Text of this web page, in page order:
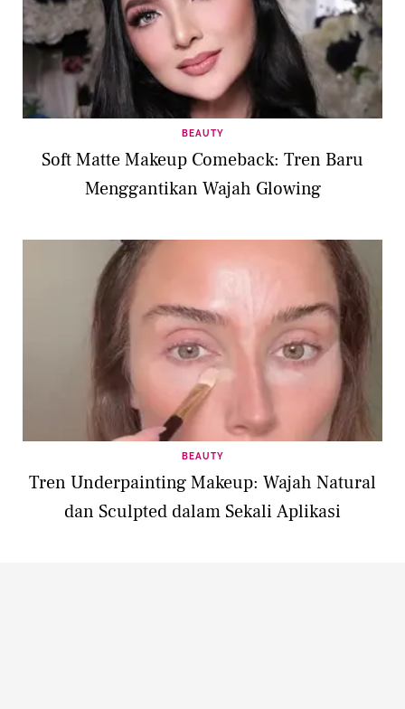
BEAUTY
Soft Matte Makeup Comeback: Tren Baru
Menggantikan Wajah Glowing
BEAUTY
Tren Underpainting Makeup: Wajah Natural
dan Sculpted dalam Sekali Aplikasi